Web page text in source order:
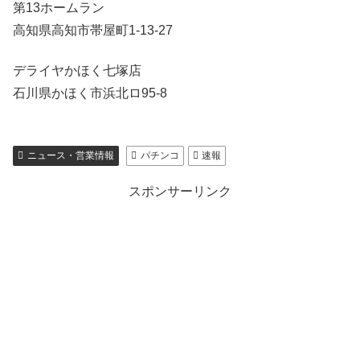
第13ホームラン
高知県高知市帯屋町1-13-27
デライヤかほく七塚店
石川県かほく市浜北ロ95-8
ニュース・営業情報 パチンコ 速報
スポンサーリンク